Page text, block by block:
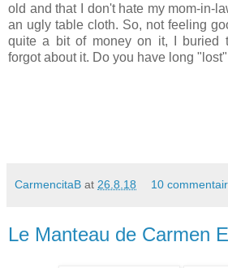
old and that I don't hate my mom-in-
an ugly table cloth. So, not feeling
quite a bit of money on it, I buried
forgot about it. Do you have long
CarmencitaB at 26.8.18 10
Le Manteau de Carmen